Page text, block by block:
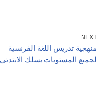
NEXT
منهجية تدريس اللغة الفرنسية
لجميع المستويات بسلك الابتدئي